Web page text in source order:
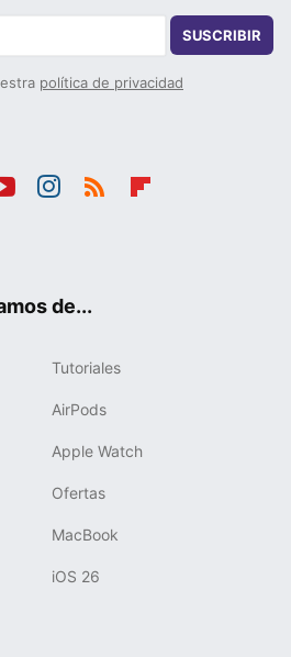
SUSCRIBIR
política de privacidad
de...
Tutoriales
AirPods
Apple Watch
Ofertas
MacBook
iOS 26